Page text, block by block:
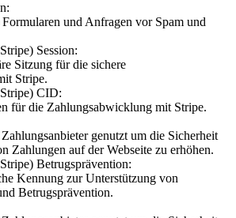
und Anfragen vor Spam und
Session:
Sitzung für die sichere
Stripe.
CID:
für die Zahlungsabwicklung mit Stripe.
genutzt um die Sicherheit
Zahlungen auf der Webseite zu erhöhen.
Betrugsprävention:
Kennung zur Unterstützung von
Betrugsprävention.